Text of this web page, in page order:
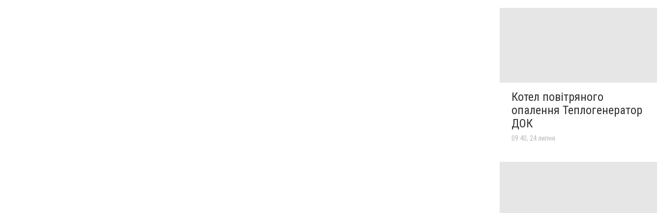
Котел повітряного
опалення Теплогенератор
ДОК
09:40, 24 липня